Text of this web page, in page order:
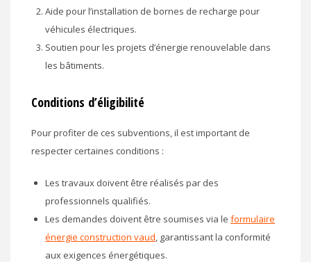
Aide pour l’installation de bornes de recharge pour
véhicules électriques.
Soutien pour les projets d’énergie renouvelable dans
les bâtiments.
Conditions d’éligibilité
Pour profiter de ces subventions, il est important de
respecter certaines conditions :
Les travaux doivent être réalisés par des
professionnels qualifiés.
Les demandes doivent être soumises via le formulaire
énergie construction vaud, garantissant la conformité
aux exigences énergétiques.